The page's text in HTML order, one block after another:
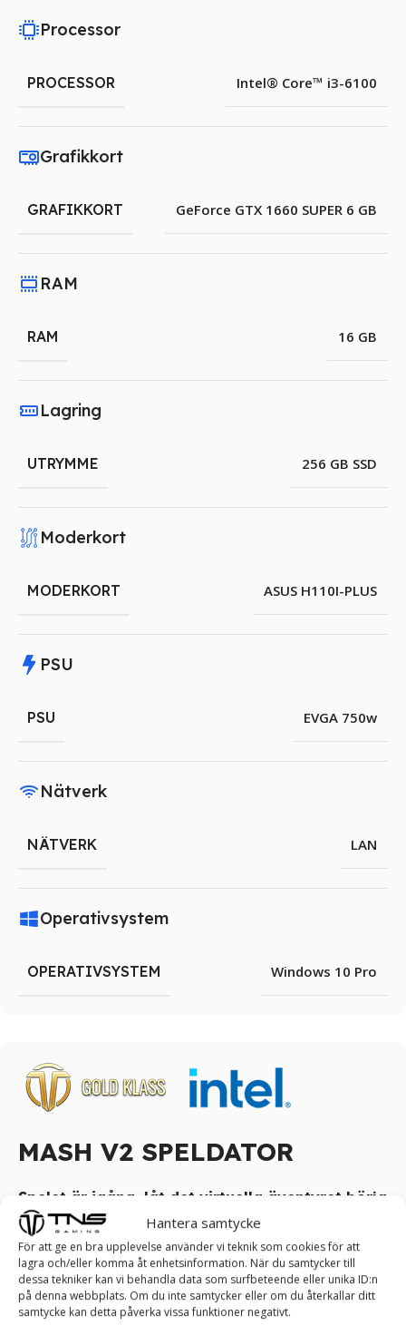
Hantera samtycke
För att ge en bra upplevelse använder vi teknik som cookies för att
lagra och/eller komma åt enhetsinformation. När du samtycker till
dessa tekniker kan vi behandla data som surfbeteende eller unika ID:n
på denna webbplats. Om du inte samtycker eller om du återkallar ditt
samtycke kan detta påverka vissa funktioner negativt.
MASH V2 SPELDATOR
Spelet är igång, låt det virtuella äventyret börja
med MASH V2 speldator.
Genomtänkt design i samband med prestanda och
prisvärdhet blir MASH V2 Speldator en perfekt mix av
specifikationer och funktionalitet. Prestera med stil: Datorn
Processor
PROCESSOR Intel® Core™ i3-6100
Grafikkort
GRAFIKKORT GeForce GTX 1660 SUPER 6 GB
RAM
RAM 16 GB
Lagring
UTRYMME 256 GB SSD
Moderkort
MODERKORT ASUS H110I-PLUS
PSU
PSU EVGA 750w
Nätverk
NÄTVERK LAN
Operativsystem
OPERATIVSYSTEM Windows 10 Pro